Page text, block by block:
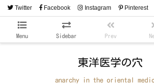
Menu Sidebar Prev
Twitter Facebook Instagram Pinterest
RSS
東洋医学の穴
anarchy in the oriental